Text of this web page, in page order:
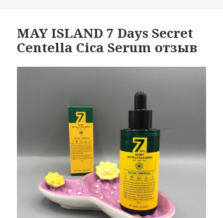
MAY ISLAND 7 Days Secret
Centella Cica Serum отзыв